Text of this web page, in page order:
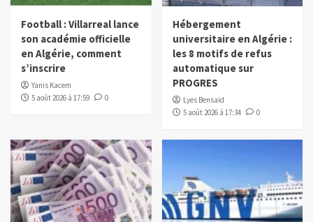
Football : Villarreal lance
son académie officielle
en Algérie, comment
s’inscrire
Yanis Kacem
5 août 2026 à 17:59
0
Hébergement
universitaire en Algérie :
les 8 motifs de refus
automatique sur
PROGRES
Lyes Bensaïd
5 août 2026 à 17:34
0